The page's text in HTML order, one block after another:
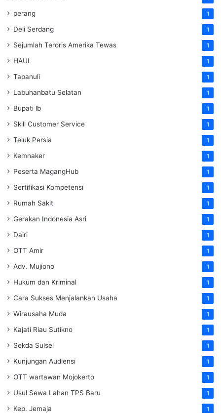
perang 1
Deli Serdang 1
Sejumlah Teroris Amerika Tewas 1
HAUL 1
Tapanuli 1
Labuhanbatu Selatan 1
Bupati lb 1
Skill Customer Service 1
Teluk Persia 1
Kemnaker 1
Peserta MagangHub 1
Sertifikasi Kompetensi 1
Rumah Sakit 1
Gerakan Indonesia Asri 1
Dairi 1
OTT Amir 1
Adv. Mujiono 1
Hukum dan Kriminal 1
Cara Sukses Menjalankan Usaha 1
Wirausaha Muda 1
Kajati Riau Sutikno 1
Sekda Sulsel 1
Kunjungan Audiensi 1
OTT wartawan Mojokerto 1
Usul Sewa Lahan TPS Baru 1
Kep. Jemaja 1